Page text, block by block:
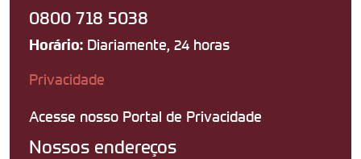
0800 718 5038
Horário: Diariamente, 24 horas
Privacidade
Acesse nosso Portal de Privacidade
Nossos endereços